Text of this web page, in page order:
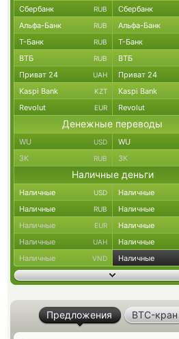
Сбербанк RUB Сбербанк
Альфа-Банк RUB Альфа-Банк
Т-Банк RUB Т-Банк
ВТБ RUB ВТБ
Приват 24 UAH Приват 24
Kaspi Bank KZT Kaspi Bank
Revolut EUR Revolut
Денежные переводы
WU USD WU
ЗК RUB ЗК
Наличные деньги
Наличные USD Наличные
Наличные RUB Наличные
Наличные EUR Наличные
Наличные UAH Наличные
Наличные VND Наличные
Предложения BTC-кран